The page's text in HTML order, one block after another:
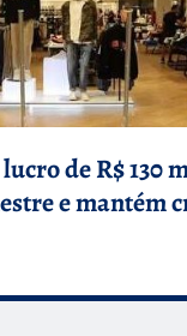
de R$ 130
e mantém